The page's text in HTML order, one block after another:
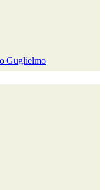
Guglielmo